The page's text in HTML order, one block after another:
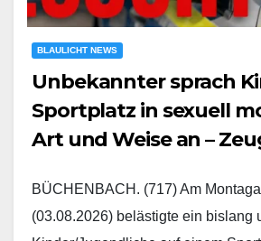
BLAULICHT NEWS
Unbekannter sprach
Sportplatz in sexuell
Art und Weise an –
BÜCHENBACH. (717) Am
(03.08.2026) belästigte ein bislang